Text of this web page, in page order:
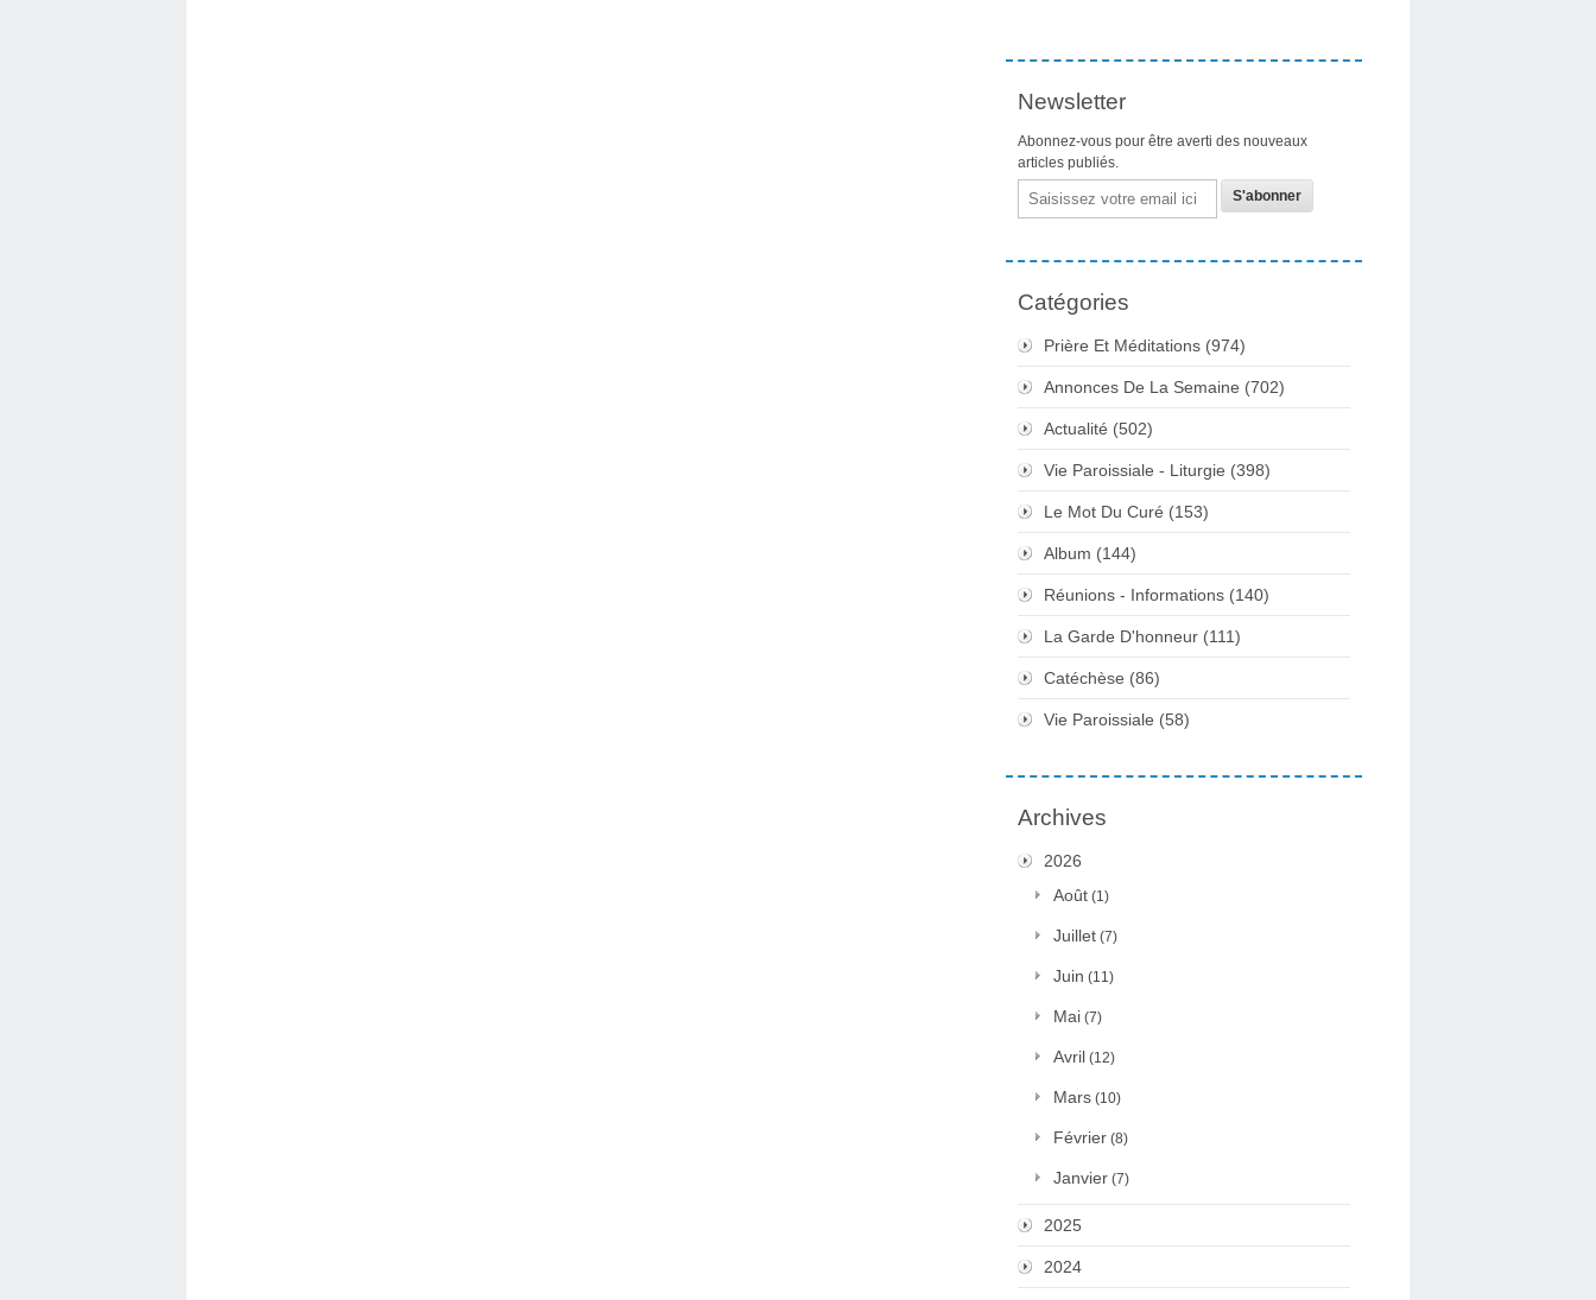
Newsletter
Abonnez-vous pour être averti des nouveaux
articles publiés.
Email
Catégories
Prière Et Méditations (974)
Annonces De La Semaine (702)
Actualité (502)
Vie Paroissiale - Liturgie (398)
Le Mot Du Curé (153)
Album (144)
Réunions - Informations (140)
La Garde D'honneur (111)
Catéchèse (86)
Vie Paroissiale (58)
Archives
2026
Août (1)
Juillet (7)
Juin (11)
Mai (7)
Avril (12)
Mars (10)
Février (8)
Janvier (7)
2025
2024